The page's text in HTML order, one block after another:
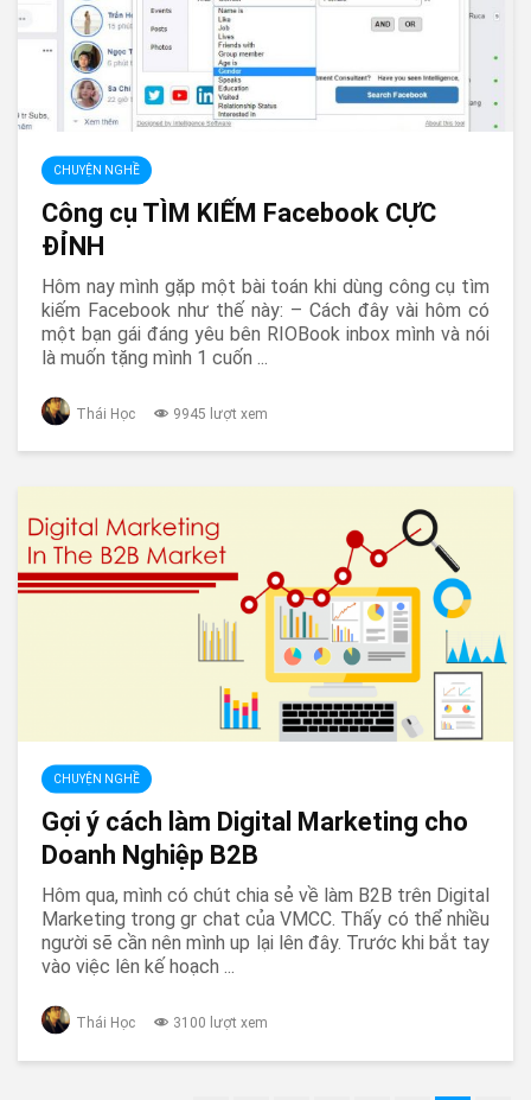
CHUYỆN NGHỀ
Công cụ TÌM KIẾM Facebook CỰC
ĐỈNH
Hôm nay mình gặp một bài toán khi dùng công cụ tìm
kiếm Facebook như thế này: – Cách đây vài hôm có
một bạn gái đáng yêu bên RIOBook inbox mình và nói
là muốn tặng mình 1 cuốn ...
Thái Học 9945 lượt xem
CHUYỆN NGHỀ
Gợi ý cách làm Digital Marketing cho
Doanh Nghiệp B2B
Hôm qua, mình có chút chia sẻ về làm B2B trên Digital
Marketing trong gr chat của VMCC. Thấy có thể nhiều
người sẽ cần nên mình up lại lên đây. Trước khi bắt tay
vào việc lên kế hoạch ...
Thái Học 3100 lượt xem